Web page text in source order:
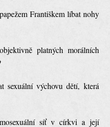
Františkem líbat nohy
platných morálních
sexuální výchovu dětí, která
síť v církvi a její